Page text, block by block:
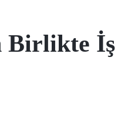
Birlikte İş